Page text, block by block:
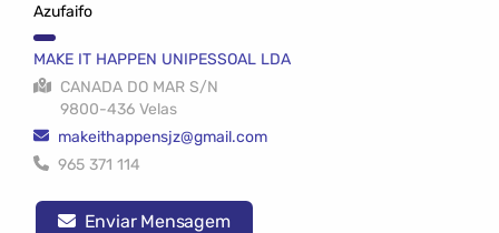
Azufaifo
MAKE IT HAPPEN UNIPESSOAL LDA
CANADA DO MAR S/N
9800-436 Velas
makeithappensjz@gmail.com
965 371 114
Enviar Mensagem